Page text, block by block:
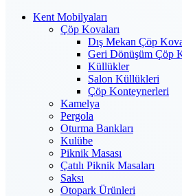
Kent Mobilyaları
Çöp Kovaları
Dış Mekan Çöp
Geri Dönüşüm Çöp
Küllükler
Salon Küllükleri
Çöp Konteynerleri
Kamelya
Pergola
Oturma Bankları
Kulübe
Piknik Masası
Çatılı Piknik Masaları
Saksı
Otopark Ürünleri